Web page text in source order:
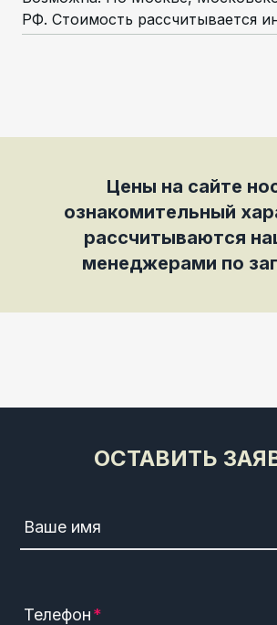
РФ. Стоимость рассчитывается
Цены на сайте
ознакомительный
рассчитываются
менеджерами по
ОСТАВИТЬ
Ваше имя
Телефон